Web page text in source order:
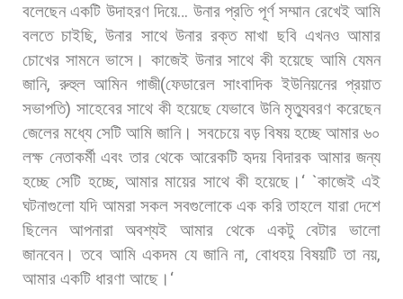
বলেছেন একটি উদাহরণ দিয়ে… উনার প্রতি পূর্ণ সম্মান রেখেই আমি
বলতে চাইছি,উনার সাথে উনার রক্ত মাখা ছবি এখনও আমার
চোখের সামনে ভাসে। কাজেই উনার সাথে কী হয়েছে আমি যেমন
জানি,রুহুল আমিন গাজী(ফেডারেল সাংবাদিক ইউনিয়নের প্রয়াত
সভাপতি) সাহেবের সাথে কী হয়েছে যেভাবে উনি মৃত্যুবরণ করেছেন
জেলের মধ্যে সেটি আমি জানি। সবচেয়ে বড় বিষয় হচ্ছে আমার ৬০
লক্ষ নেতাকর্মী এবং তার থেকে আরেকটি হৃদয় বিদারক আমার জন্য
হচ্ছে সেটি হচ্ছে,আমার মায়ের সাথে কী হয়েছে। ‘ `কাজেই এই
ঘটনাগুলো যদি আমরা সকল সবগুলোকে এক করি তাহলে যারা দেশে
ছিলেন
আপনারা অবশ্যই আমার থেকে একটু বেটার
ভালো
জানবেন। তবে আমি একদম যে জানি না, বোধহয় বিষয়টি তা নয়,
আমার একটি ধারণা আছে। ‘